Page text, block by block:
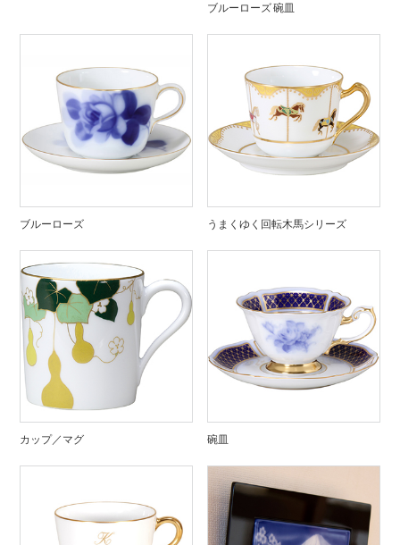
ブルーローズ 碗皿
ブルーローズ うまくゆく回転木馬シリーズ
カップ／マグ 碗皿